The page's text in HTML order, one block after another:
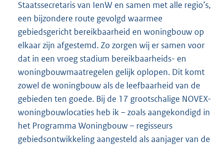
Staatssecretaris van IenW en samen met alle regio’s,
een bijzondere route gevolgd waarmee
gebiedsgericht bereikbaarheid en woningbouw op
elkaar zijn afgestemd. Zo zorgen wij er samen voor
dat in een vroeg stadium bereikbaarheids- en
woningbouwmaatregelen gelijk oplopen. Dit komt
zowel de woningbouw als de leefbaarheid van de
gebieden ten goede. Bij de 17 grootschalige NOVEX-
woningbouwlocaties heb ik – zoals aangekondigd in
het Programma Woningbouw – regisseurs
gebiedsontwikkeling aangesteld als aanjager van de